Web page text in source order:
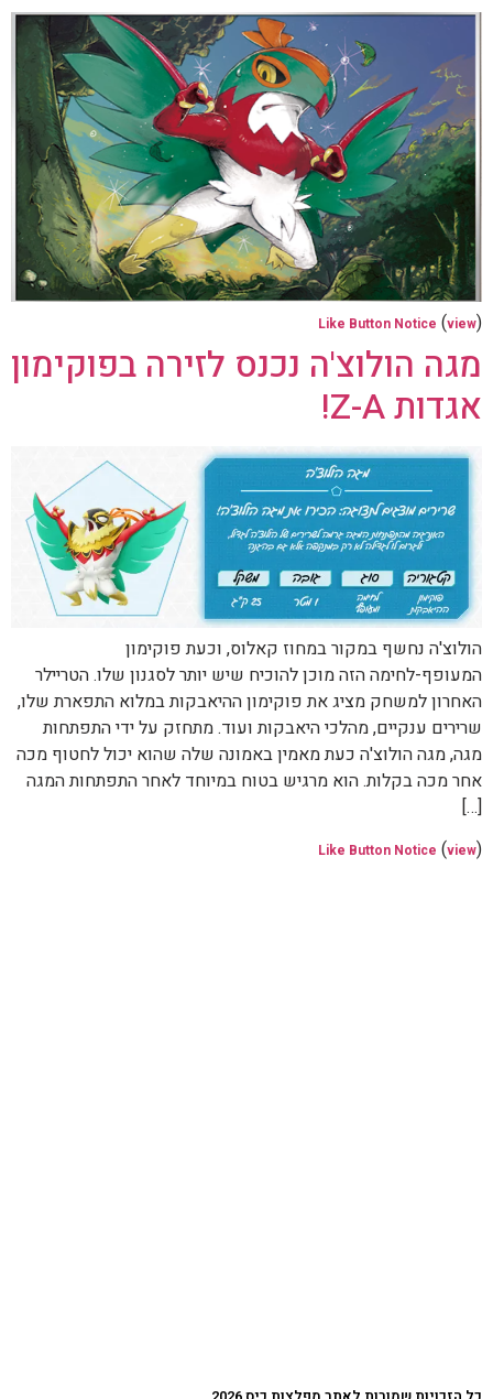
Like Button Notice (view)
מגה הולוצ'ה נכנס לזירה בפוקימון
אגדות Z-A!
הולוצ'ה נחשף במקור במחוז קאלוס, וכעת פוקימון
המעופף-לחימה הזה מוכן להוכיח שיש יותר לסגנון שלו. הטריילר
האחרון למשחק מציג את פוקימון ההיאבקות במלוא התפארת שלו,
שרירים ענקיים, מהלכי היאבקות ועוד. מתחזק על ידי התפתחות
מגה, מגה הולוצ'ה כעת מאמין באמונה שלה שהוא יכול לחטוף מכה
אחר מכה בקלות. הוא מרגיש בטוח במיוחד לאחר התפתחות המגה
[…]
Like Button Notice (view)